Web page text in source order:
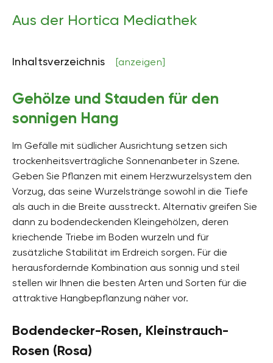
Aus der Hortica Mediathek
Inhaltsverzeichnis [anzeigen]
Gehölze und Stauden für den
sonnigen Hang
Im Gefälle mit südlicher Ausrichtung setzen sich
trockenheitsverträgliche Sonnenanbeter in Szene.
Geben Sie Pflanzen mit einem Herzwurzelsystem den
Vorzug, das seine Wurzelstränge sowohl in die Tiefe
als auch in die Breite ausstreckt. Alternativ greifen Sie
dann zu bodendeckenden Kleingehölzen, deren
kriechende Triebe im Boden wurzeln und für
zusätzliche Stabilität im Erdreich sorgen. Für die
herausfordernde Kombination aus sonnig und steil
stellen wir Ihnen die besten Arten und Sorten für die
attraktive Hangbepflanzung näher vor.
Bodendecker-Rosen, Kleinstrauch-
Rosen (Rosa)